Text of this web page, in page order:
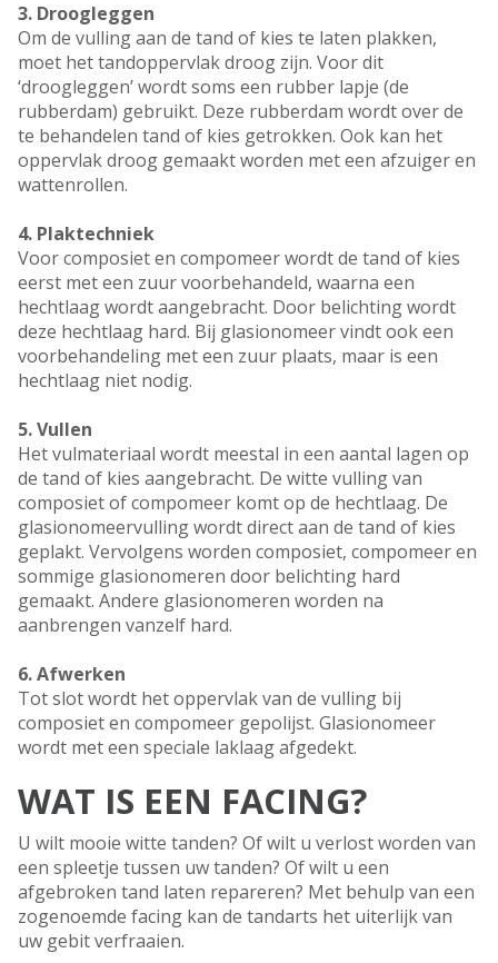
3. Droogleggen
Om de vulling aan de tand of kies te laten plakken,
moet het tandoppervlak droog zijn. Voor dit
‘droogleggen’ wordt soms een rubber lapje (de
rubberdam) gebruikt. Deze rubberdam wordt over de
te behandelen tand of kies getrokken. Ook kan het
oppervlak droog gemaakt worden met een afzuiger en
wattenrollen.
4. Plaktechniek
Voor composiet en compomeer wordt de tand of kies
eerst met een zuur voorbehandeld, waarna een
hechtlaag wordt aangebracht. Door belichting wordt
deze hechtlaag hard. Bij glasionomeer vindt ook een
voorbehandeling met een zuur plaats, maar is een
hechtlaag niet nodig.
5. Vullen
Het vulmateriaal wordt meestal in een aantal lagen op
de tand of kies aangebracht. De witte vulling van
composiet of compomeer komt op de hechtlaag. De
glasionomeervulling wordt direct aan de tand of kies
geplakt. Vervolgens worden composiet, compomeer en
sommige glasionomeren door belichting hard
gemaakt. Andere glasionomeren worden na
aanbrengen vanzelf hard.
6. Afwerken
Tot slot wordt het oppervlak van de vulling bij
composiet en compomeer gepolijst. Glasionomeer
wordt met een speciale laklaag afgedekt.
WAT IS EEN FACING?
U wilt mooie witte tanden? Of wilt u verlost worden van
een spleetje tussen uw tanden? Of wilt u een
afgebroken tand laten repareren? Met behulp van een
zogenoemde facing kan de tandarts het uiterlijk van
uw gebit verfraaien.